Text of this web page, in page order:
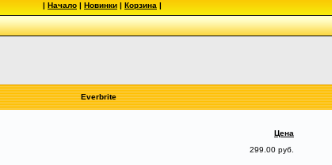
| Начало | Новинки | Корзина |
Everbrite
Цена
299.00 руб.